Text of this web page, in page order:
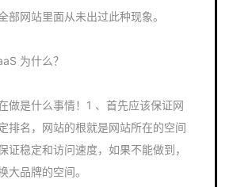
部网站里面从未出过此种现象。
为什么？
做是什么事情！1 、首先应该保证网
排名，网站的根就是网站所在的空间
证稳定和访问速度，如果不能做到，
大品牌的空间。